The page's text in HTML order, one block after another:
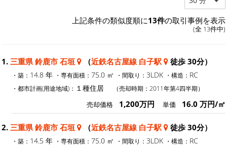
上記条件の類似度順に13件の取引事例を表示
(全 13件中)
1. 三重県 鈴鹿市 石垣 （近鉄名古屋線 白子駅 徒歩 30分）
・築： 14.8 年 ・専有面積： 75.0 ㎡ ・間取り： 3LDK ・構造： RC
・都市計画(用途地域)： １種住居 （売却時期：2011年第4四半期）
売却価格 1,200万円 単価 16.0 万円/㎡
2. 三重県 鈴鹿市 石垣 （近鉄名古屋線 白子駅 徒歩 30分）
・築： 14.5 年 ・専有面積： 75.0 ㎡ ・間取り： 3LDK ・構造： RC